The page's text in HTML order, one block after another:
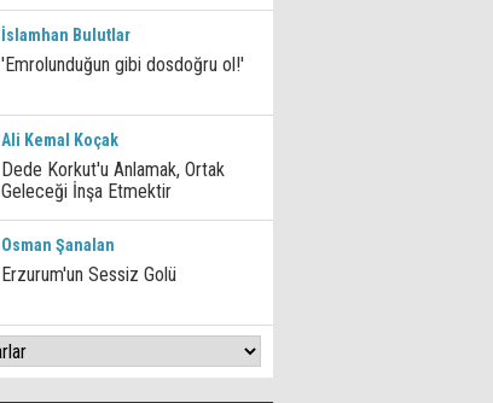
İslamhan Bulutlar
'Emrolunduğun gibi dosdoğru ol!'
Ali Kemal Koçak
Dede Korkut'u Anlamak, Ortak
Geleceği İnşa Etmektir
Osman Şanalan
Erzurum'un Sessiz Golü